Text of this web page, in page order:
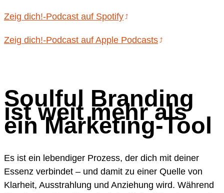
Zeig dich!-Podcast auf Spotify
Zeig dich!-Podcast auf Apple Podcasts
Soulful Branding
ist weit mehr als
ein Marketing-Tool
Es ist ein lebendiger Prozess, der dich mit deiner
Essenz verbindet – und damit zu einer Quelle von
Klarheit, Ausstrahlung und Anziehung wird. Während